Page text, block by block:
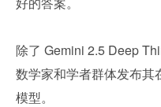
除了 Gemini 2.5 Deep
数学家和学者群体发布其
模型。